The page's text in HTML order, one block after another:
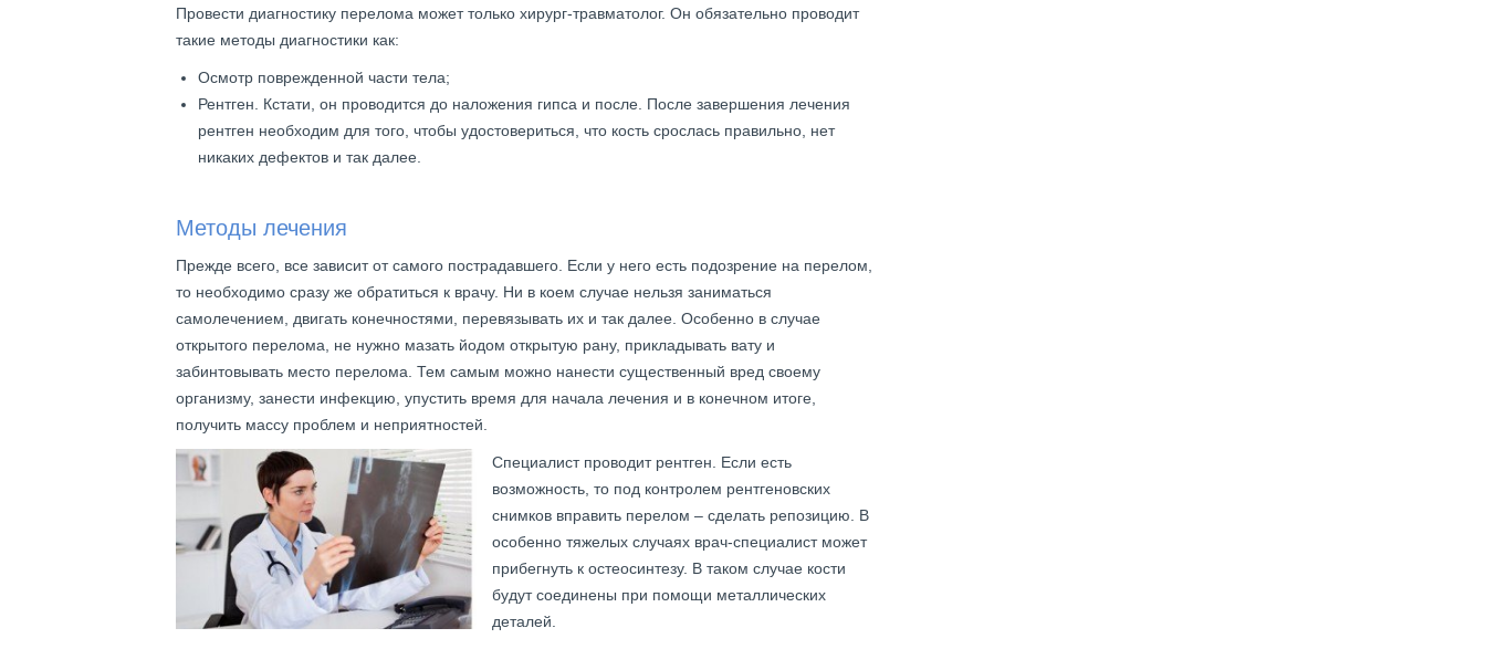
Провести диагностику перелома может только хирург-травматолог. Он обязательно проводит
такие методы диагностики как:
Осмотр поврежденной части тела;
Рентген. Кстати, он проводится до наложения гипса и после. После завершения лечения
рентген необходим для того, чтобы удостовериться, что кость срослась правильно, нет
никаких дефектов и так далее.
Методы лечения
Прежде всего, все зависит от самого пострадавшего. Если у него есть подозрение на перелом,
то необходимо сразу же обратиться к врачу. Ни в коем случае нельзя заниматься
самолечением, двигать конечностями, перевязывать их и так далее. Особенно в случае
открытого перелома, не нужно мазать йодом открытую рану, прикладывать вату и
забинтовывать место перелома. Тем самым можно нанести существенный вред своему
организму, занести инфекцию, упустить время для начала лечения и в конечном итоге,
получить массу проблем и неприятностей.
Специалист проводит рентген. Если есть
возможность, то под контролем рентгеновских
снимков вправить перелом – сделать репозицию. В
особенно тяжелых случаях врач-специалист может
прибегнуть к остеосинтезу. В таком случае кости
будут соединены при помощи металлических
деталей.